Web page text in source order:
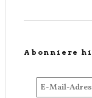
Abonniere